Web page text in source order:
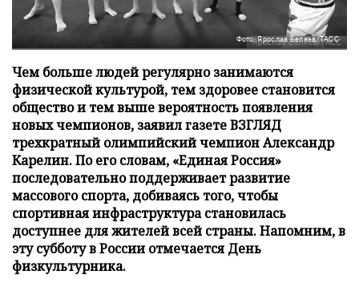
Фото: Ярослав Беляев/ТАСС
Чем больше людей регулярно занимаются
физической культурой, тем здоровее становится
общество и тем выше вероятность появления
новых чемпионов, заявил газете ВЗГЛЯД
трехкратный олимпийский чемпион Александр
Карелин. По его словам, «Единая Россия»
последовательно поддерживает развитие
массового спорта, добиваясь того, чтобы
спортивная инфраструктура становилась
доступнее для жителей всей страны. Напомним, в
эту субботу в России отмечается День
физкультурника.